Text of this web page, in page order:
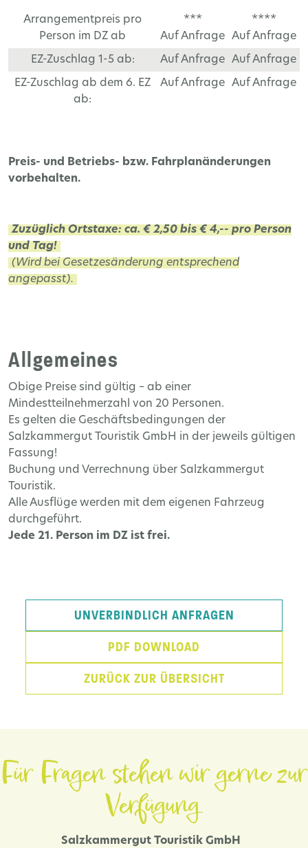
Arrangementpreis pro
Person im DZ ab
***
Auf Anfrage
****
Auf Anfrage
EZ-Zuschlag 1-5 ab: Auf Anfrage Auf Anfrage
EZ-Zuschlag ab dem 6. EZ
ab:
Auf Anfrage Auf Anfrage
Preis- und Betriebs- bzw. Fahrplanänderungen
vorbehalten.
Zuzüglich Ortstaxe: ca. € 2,50 bis € 4,-- pro Person
und Tag!
(Wird bei Gesetzesänderung entsprechend
angepasst).
Allgemeines
Obige Preise sind gültig – ab einer
Mindestteilnehmerzahl von 20 Personen.
Es gelten die Geschäftsbedingungen der
Salzkammergut Touristik GmbH in der jeweils gültigen
Fassung!
Buchung und Verrechnung über Salzkammergut
Touristik.
Alle Ausflüge werden mit dem eigenen Fahrzeug
durchgeführt.
Jede 21. Person im DZ ist frei.
UNVERBINDLICH ANFRAGEN
PDF DOWNLOAD
ZURÜCK ZUR ÜBERSICHT
Für Fragen stehen wir gerne zur
Verfügung.
Salzkammergut Touristik GmbH